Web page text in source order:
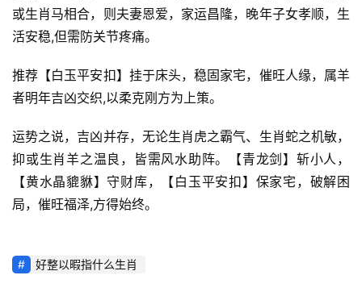
或生肖马相合，则夫妻恩爱，家运昌隆，晚年子女孝顺，生
活安稳,但需防关节疼痛。
推荐【白玉平安扣】挂于床头，稳固家宅，催旺人缘，属羊
者明年吉凶交织,以柔克刚方为上策。
运势之说，吉凶并存，无论生肖虎之霸气、生肖蛇之机敏，
抑或生肖羊之温良，皆需风水助阵。【青龙剑】斩小人，
【黄水晶貔貅】守财库，【白玉平安扣】保家宅，破解困
局，催旺福泽,方得始终。
好整以暇指什么生肖